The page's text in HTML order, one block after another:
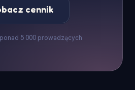
cennik
5 000 prowadzących